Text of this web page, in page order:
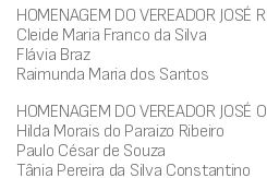
HOMENAGEM DO VEREADOR JOSÉ
Cleide Maria Franco da Silva
Flávia Braz
Raimunda Maria dos Santos
HOMENAGEM DO VEREADOR JOSÉ
Hilda Morais do Paraizo Ribeiro
Paulo César de Souza
Tânia Pereira da Silva Constantino